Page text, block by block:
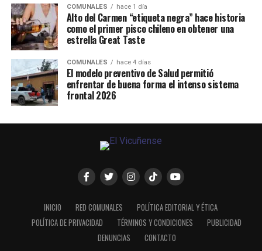
COMUNALES hace 1 día
Alto del Carmen “etiqueta negra” hace historia
como el primer pisco chileno en obtener una
estrella Great Taste
COMUNALES hace 4 días
El modelo preventivo de Salud permitió
enfrentar de buena forma el intenso sistema
frontal 2026
INICIO RED COMUNALES
POLÍTICA EDITORIAL Y ÉTICA
POLÍTICA DE PRIVACIDAD
TÉRMINOS Y CONDICIONES
PUBLICIDAD
DENUNCIAS
CONTACTO